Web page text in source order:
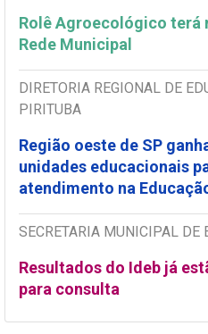
Rolê Agroecológico terá
Rede Municipal
DIRETORIA REGIONAL DE
PIRITUBA
Região oeste de SP
unidades educacionais
atendimento na
SECRETARIA MUNICIPAL DE
Resultados do Ideb já
para consulta